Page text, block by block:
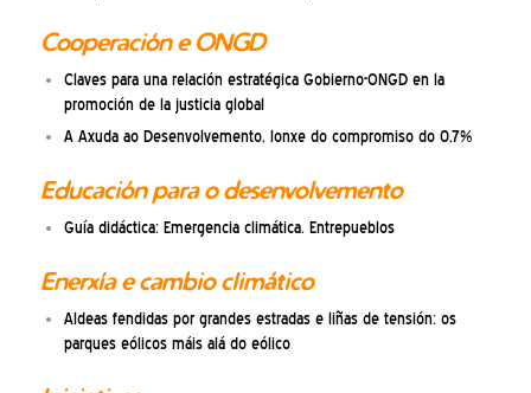
Cooperación e ONGD
Claves para una relación estratégica Gobierno-ONGD en la
promoción de la justicia global
A Axuda ao Desenvolvemento, lonxe do compromiso do 0,7%
Educación para o desenvolvemento
Guía didáctica: Emergencia climática. Entrepueblos
Enerxía e cambio climático
Aldeas fendidas por grandes estradas e liñas de tensión: os
parques eólicos máis alá do eólico